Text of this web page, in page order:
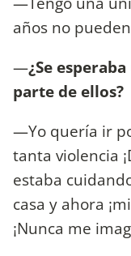
años no
—¿Se
parte de ellos?
—Yo quería ir
tanta violencia
estaba
casa y ahora
¡Nunca me